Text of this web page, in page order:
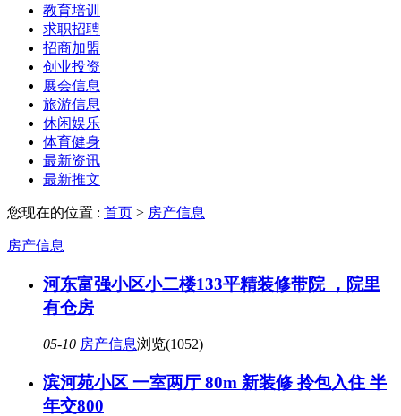
教育培训
求职招聘
招商加盟
创业投资
展会信息
旅游信息
休闲娱乐
体育健身
最新资讯
最新推文
您现在的位置 : 首页 > 房产信息
房产信息
河东富强小区小二楼133平精装修带院 ，院里
有仓房
05-10 房产信息浏览(1052)
滨河苑小区 一室两厅 80m 新装修 拎包入住 半
年交800